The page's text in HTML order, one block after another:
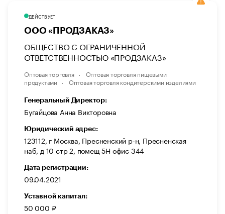
ДЕЙСТВУЕТ
ООО «ПРОДЗАКАЗ»
ОБЩЕСТВО С ОГРАНИЧЕННОЙ
ОТВЕТСТВЕННОСТЬЮ «ПРОДЗАКАЗ»
Оптовая торговля
Оптовая торговля пищевыми
продуктами
Оптовая торговля кондитерскими изделиями
Генеральный Директор:
Бугайцова Анна Викторовна
Юридический адрес:
123112, г Москва, Пресненский р-н, Пресненская
наб, д 10 стр 2, помещ 5Н офис 344
Дата регистрации:
09.04.2021
Уставной капитал:
50 000 ₽